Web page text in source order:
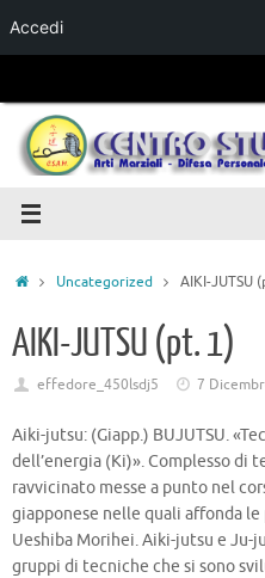
Accedi
Salta al
Uncategorized AIKI-JUTSU
AIKI-JUTSU (pt. 1)
effedore_450lsdj5 7
Aiki-jutsu: (Giapp.) BUJUTSU.
dell’energia (Ki)». Complesso di
ravvicinato messe a punto nel
giapponese nelle quali affonda
Ueshiba Morihei.Aiki-jutsu e Ju-
gruppi di tecniche che si sono